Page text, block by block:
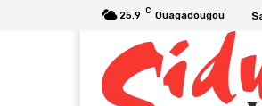
25.9 C Ouagadougou